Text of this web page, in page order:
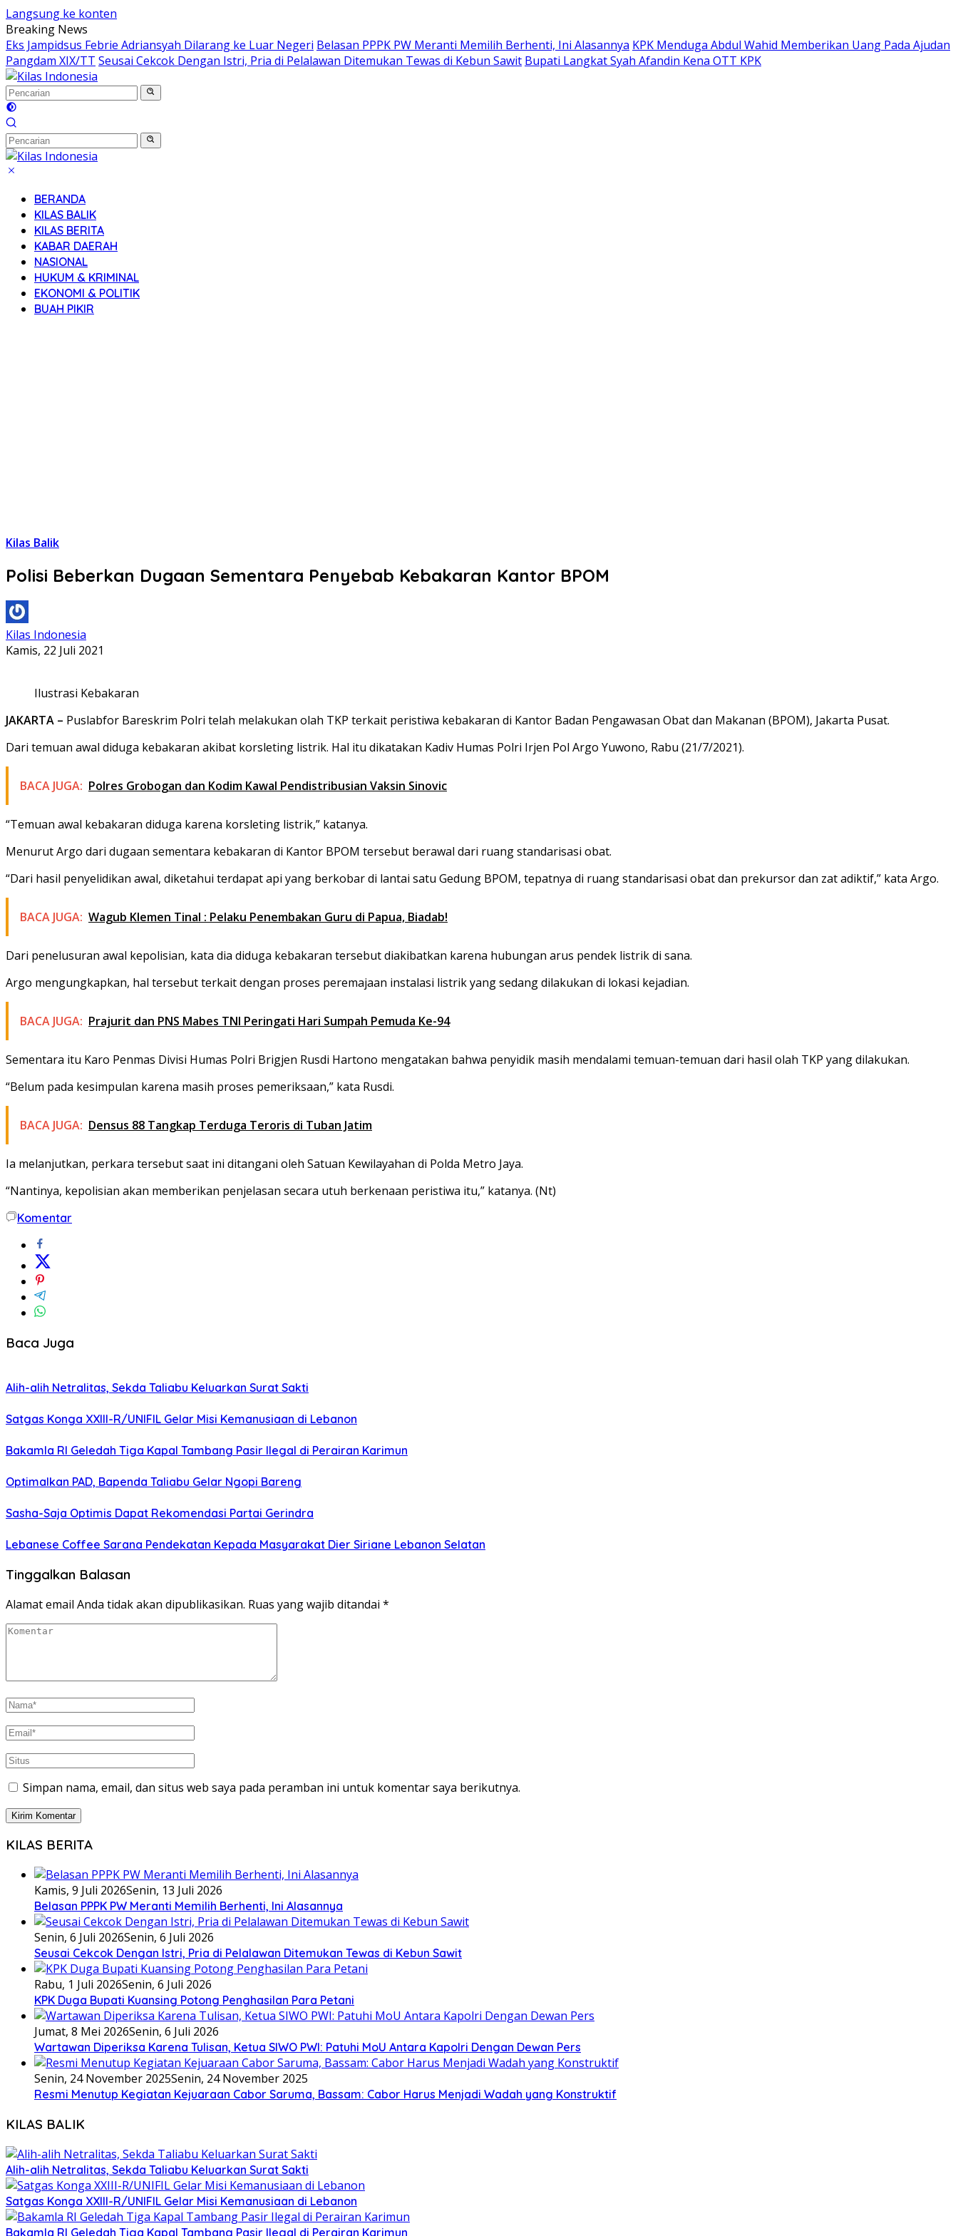
Langsung ke konten
Breaking News
Eks Jampidsus Febrie Adriansyah Dilarang ke Luar Negeri Belasan PPPK PW Meranti Memilih Berhenti, Ini Alasannya KPK Menduga Abdul Wahid Memberikan Uang Pada Ajudan
Pangdam XIX/TT Seusai Cekcok Dengan Istri, Pria di Pelalawan Ditemukan Tewas di Kebun Sawit Bupati Langkat Syah Afandin Kena OTT KPK
BERANDA
KILAS BALIK
KILAS BERITA
KABAR DAERAH
NASIONAL
HUKUM & KRIMINAL
EKONOMI & POLITIK
BUAH PIKIR
Kilas Balik
Polisi Beberkan Dugaan Sementara Penyebab Kebakaran Kantor BPOM
Kilas Indonesia
Kamis, 22 Juli 2021
Ilustrasi Kebakaran
JAKARTA – Puslabfor Bareskrim Polri telah melakukan olah TKP terkait peristiwa kebakaran di Kantor Badan Pengawasan Obat dan Makanan (BPOM), Jakarta Pusat.
Dari temuan awal diduga kebakaran akibat korsleting listrik. Hal itu dikatakan Kadiv Humas Polri Irjen Pol Argo Yuwono, Rabu (21/7/2021).
BACA JUGA: Polres Grobogan dan Kodim Kawal Pendistribusian Vaksin Sinovic
“Temuan awal kebakaran diduga karena korsleting listrik,” katanya.
Menurut Argo dari dugaan sementara kebakaran di Kantor BPOM tersebut berawal dari ruang standarisasi obat.
“Dari hasil penyelidikan awal, diketahui terdapat api yang berkobar di lantai satu Gedung BPOM, tepatnya di ruang standarisasi obat dan prekursor dan zat adiktif,” kata Argo.
BACA JUGA: Wagub Klemen Tinal : Pelaku Penembakan Guru di Papua, Biadab!
Dari penelusuran awal kepolisian, kata dia diduga kebakaran tersebut diakibatkan karena hubungan arus pendek listrik di sana.
Argo mengungkapkan, hal tersebut terkait dengan proses peremajaan instalasi listrik yang sedang dilakukan di lokasi kejadian.
BACA JUGA: Prajurit dan PNS Mabes TNI Peringati Hari Sumpah Pemuda Ke-94
Sementara itu Karo Penmas Divisi Humas Polri Brigjen Rusdi Hartono mengatakan bahwa penyidik masih mendalami temuan-temuan dari hasil olah TKP yang dilakukan.
“Belum pada kesimpulan karena masih proses pemeriksaan,” kata Rusdi.
BACA JUGA: Densus 88 Tangkap Terduga Teroris di Tuban Jatim
Ia melanjutkan, perkara tersebut saat ini ditangani oleh Satuan Kewilayahan di Polda Metro Jaya.
“Nantinya, kepolisian akan memberikan penjelasan secara utuh berkenaan peristiwa itu,” katanya. (Nt)
Komentar
Baca Juga
Alih-alih Netralitas, Sekda Taliabu Keluarkan Surat Sakti
Satgas Konga XXIII-R/UNIFIL Gelar Misi Kemanusiaan di Lebanon
Bakamla RI Geledah Tiga Kapal Tambang Pasir Ilegal di Perairan Karimun
Optimalkan PAD, Bapenda Taliabu Gelar Ngopi Bareng
Sasha-Saja Optimis Dapat Rekomendasi Partai Gerindra
Lebanese Coffee Sarana Pendekatan Kepada Masyarakat Dier Siriane Lebanon Selatan
Tinggalkan Balasan
Alamat email Anda tidak akan dipublikasikan. Ruas yang wajib ditandai *
Simpan nama, email, dan situs web saya pada peramban ini untuk komentar saya berikutnya.
KILAS BERITA
Kamis, 9 Juli 2026Senin, 13 Juli 2026
Belasan PPPK PW Meranti Memilih Berhenti, Ini Alasannya
Senin, 6 Juli 2026Senin, 6 Juli 2026
Seusai Cekcok Dengan Istri, Pria di Pelalawan Ditemukan Tewas di Kebun Sawit
Rabu, 1 Juli 2026Senin, 6 Juli 2026
KPK Duga Bupati Kuansing Potong Penghasilan Para Petani
Jumat, 8 Mei 2026Senin, 6 Juli 2026
Wartawan Diperiksa Karena Tulisan, Ketua SIWO PWI: Patuhi MoU Antara Kapolri Dengan Dewan Pers
Senin, 24 November 2025Senin, 24 November 2025
Resmi Menutup Kegiatan Kejuaraan Cabor Saruma, Bassam: Cabor Harus Menjadi Wadah yang Konstruktif
KILAS BALIK
Alih-alih Netralitas, Sekda Taliabu Keluarkan Surat Sakti
Satgas Konga XXIII-R/UNIFIL Gelar Misi Kemanusiaan di Lebanon
Bakamla RI Geledah Tiga Kapal Tambang Pasir Ilegal di Perairan Karimun